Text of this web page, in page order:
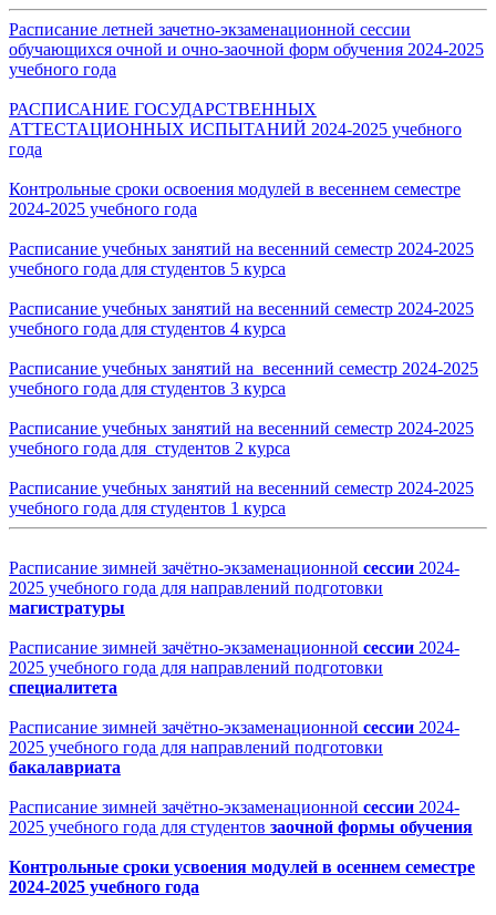
Расписание летней зачетно-экзаменационной сессии
обучающихся очной и очно-заочной форм обучения 2024-2025
учебного года
РАСПИСАНИЕ ГОСУДАРСТВЕННЫХ
АТТЕСТАЦИОННЫХ ИСПЫТАНИЙ 2024-2025 учебного
года
Контрольные сроки освоения модулей в весеннем семестре
2024-2025 учебного года
Расписание учебных занятий на весенний семестр 2024-2025
учебного года для студентов 5 курса
Расписание учебных занятий на весенний семестр 2024-2025
учебного года для студентов 4 курса
Расписание учебных занятий на весенний семестр 2024-2025
учебного года для студентов 3 курса
Расписание учебных занятий на весенний семестр 2024-2025
учебного года для студентов 2 курса
Расписание учебных занятий на весенний семестр 2024-2025
учебного года для студентов 1 курса
Расписание зимней зачётно-экзаменационной сессии 2024-
2025 учебного года для направлений подготовки
магистратуры
Расписание зимней зачётно-экзаменационной сессии 2024-
2025 учебного года для направлений подготовки
специалитета
Расписание зимней зачётно-экзаменационной сессии 2024-
2025 учебного года для направлений подготовки
бакалавриата
Расписание зимней зачётно-экзаменационной сессии 2024-
2025 учебного года для студентов заочной формы обучения
Контрольные сроки усвоения модулей в осеннем семестре
2024-2025 учебного года